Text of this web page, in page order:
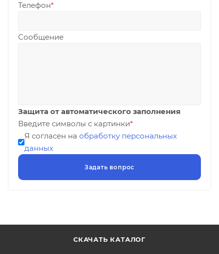
Телефон*
Сообщение
Защита от автоматического заполнения
Введите символы с картинки*
Я согласен на обработку персональных
данных
СКАЧАТЬ КАТАЛОГ